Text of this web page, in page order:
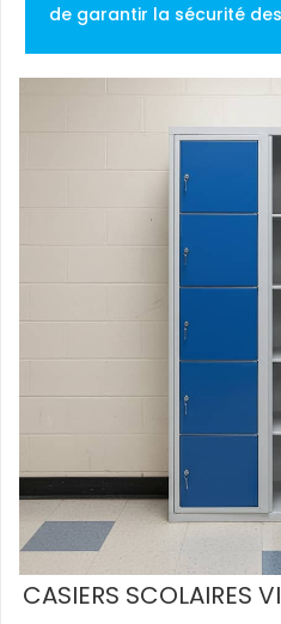
de garantir la sécurité
CASIERS SCOLAIRES